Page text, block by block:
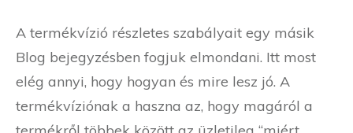
A termékvízió részletes szabályait egy másik
Blog bejegyzésben fogjuk elmondani. Itt most
elég annyi, hogy hogyan és mire lesz jó. A
termékvíziónak a haszna az, hogy magáról a